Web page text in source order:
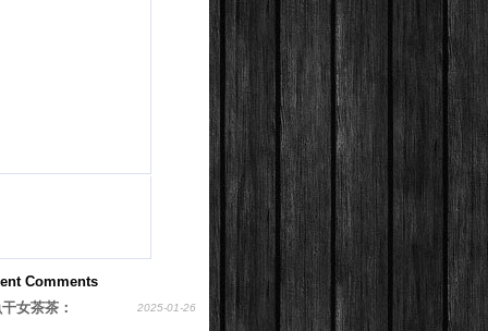
Comments
2025-01-26
女茶茶：